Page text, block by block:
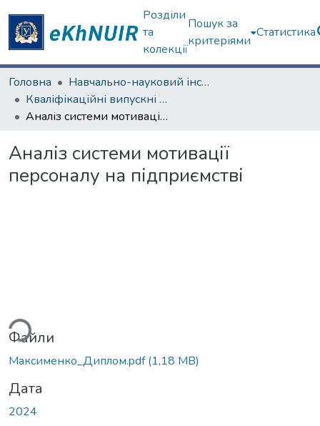
Розділи
та
колекції
Пошук за
критеріями
Статистика
Головна
Навчально-науковий інститут "Каразінська школа бізнесу"
Кваліфікаційні випускні роботи бакалаврів. Навчально-науковий інститут "Каразінська школа бізнесу"
Аналіз системи мотивації персоналу на підприємстві
Аналіз системи мотивації
персоналу на підприємстві
Файли
Максименко_Диплом.pdf(1,18 MB)
Дата
2024